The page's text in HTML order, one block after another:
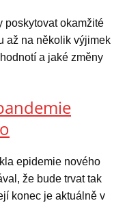
poskytovat okamžité
až na několik výjimek
a jaké změny
epidemie nového
že bude trvat tak
konec je aktuálně v